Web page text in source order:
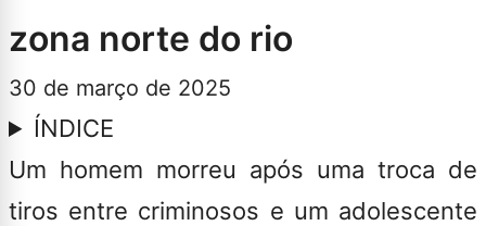
zona norte do rio
30 de março de 2025
ÍNDICE
Um homem morreu após uma troca de
tiros entre criminosos e um adolescente